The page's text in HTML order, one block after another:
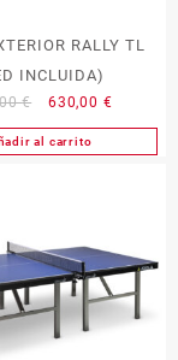
RALLY TL
INCLUIDA)
€
El
precio
original
630,00 €El
precio
actual
al carrito